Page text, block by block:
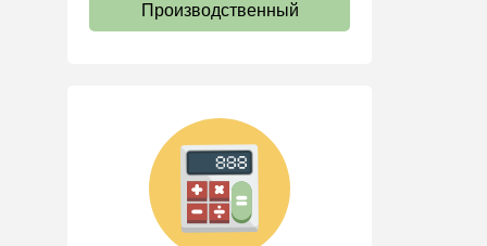
Пенсии
должностные инструкции
Трудовые книжки
Кадровые документы и
образцы
Производственный